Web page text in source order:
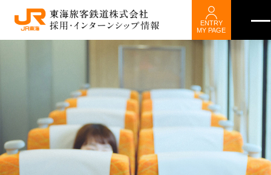
ENTRY
MY PAGE